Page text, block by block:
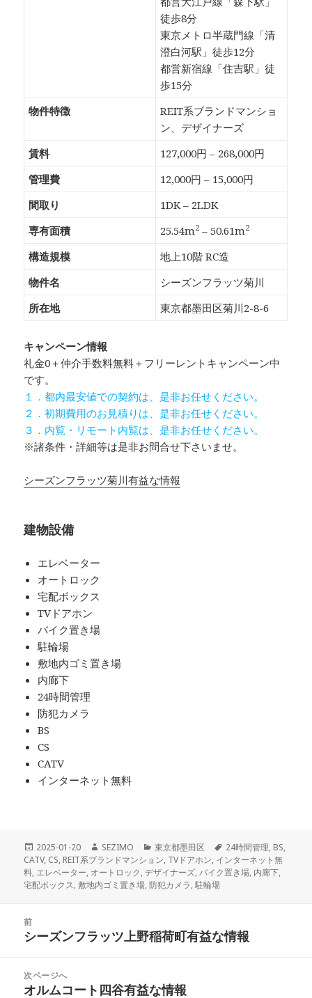
徒歩8分
東京メトロ半蔵門線「清
澄白河駅」徒歩12分
都営新宿線「住吉駅」徒
歩15分
物件特徴
REIT系ブランドマンショ
ン、デザイナーズ
賃料
127,000円 – 268,000円
管理費
12,000円 – 15,000円
間取り
1DK – 2LDK
専有面積
25.54m2 – 50.61m2
構造規模
地上10階 RC造
物件名
シーズンフラッツ菊川
所在地
東京都墨田区菊川2-8-6
キャンペーン情報
礼金0＋仲介手数料無料＋ フリーレント キャンペーン中
です。
１．都内最安値での契約は、是非お任せください。
２．初期費用のお見積りは、是非お任せください。
３．内覧・リモート内覧は、是非お任せください。
※諸条件・詳細等は是非お問合せ下さいませ。
シーズンフラッツ菊川有益な情報
建物設備
エレベーター
オートロック
宅配ボックス
TVドアホン
バイク置き場
駐輪場
敷地内ゴミ置き場
内廊下
24時間管理
防犯カメラ
BS
CS
CATV
インターネット無料
投
稿
日:
2025-01-20
作
成
者
SEZIMO
カ
テ
ゴ
リ
東京都墨田区
タ
グ
24時間管理, BS,
CATV, CS, REIT系ブランドマンション, TVドアホン, インターネット無
料, エレベーター, オートロック,デザイナーズ,バイク置き場, 内廊下,
宅配ボックス, 敷地内ゴミ置き場,防犯カメラ,駐輪場
前
前
投
稿:
シーズンフラッツ上野稲荷町有益な情報
次ページへ
次
オルムコート四谷有益な情報